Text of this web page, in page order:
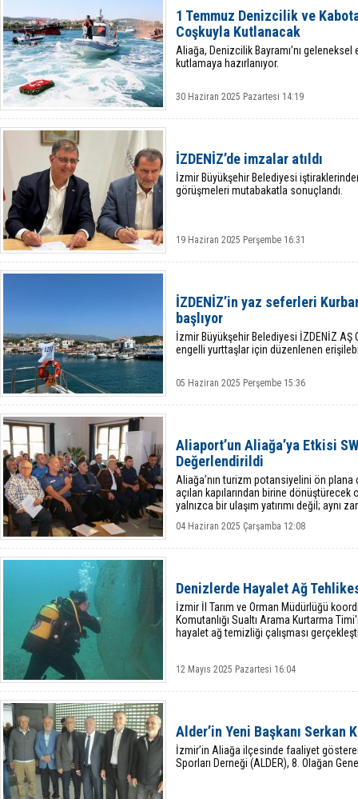
1 Temmuz Denizcilik ve
Coşkuyla Kutlanacak
Aliağa, Denizcilik Bayramı’nı
kutlamaya hazırlanıyor.
30 Haziran 2025 Pazartesi 14:19
İZDENİZ’de imzalar atıldı
İzmir Büyükşehir Belediyesi
görüşmeleri mutabakatla sonuçlandı.
19 Haziran 2025 Perşembe 16:31
İZDENİZ’in yaz seferleri
başlıyor
İzmir Büyükşehir Belediyesi İZDENİZ
engelli yurttaşlar için düzenlenen
05 Haziran 2025 Perşembe 15:36
Aliaport’un Aliağa’ya Etkisi
Değerlendirildi
Aliağa’nın turizm potansiyelini ön plana
açılan kapılarından birine
yalnızca bir ulaşım yatırımı değil; aynı
04 Haziran 2025 Çarşamba 12:08
Denizlerde Hayalet Ağ
İzmir İl Tarım ve Orman Müdürlüğü
Komutanlığı Sualtı Arama Kurtarma
hayalet ağ temizliği çalışması
12 Mayıs 2025 Pazartesi 16:04
Alder’in Yeni Başkanı Serkan
İzmir’in Aliağa ilçesinde faaliyet
Sporları Derneği (ALDER), 8. Olağan